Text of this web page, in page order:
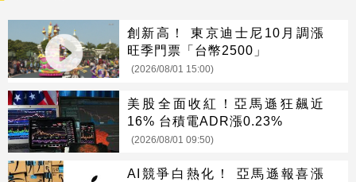
創新高！ 東京迪士尼10月調漲
旺季門票「台幣2500」
(2026/08/01 15:00)
美股全面收紅！亞馬遜狂飆近
16% 台積電ADR漲0.23%
(2026/08/01 09:50)
AI競爭白熱化！ 亞馬遜報喜漲